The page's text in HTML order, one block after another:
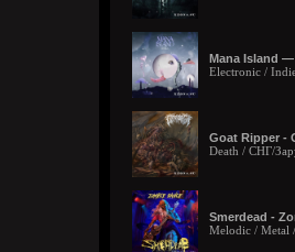
Mana Island —
Electronic /
Goat Ripper -
Death / СНГ/
Smerdead -
Melodic / Metal